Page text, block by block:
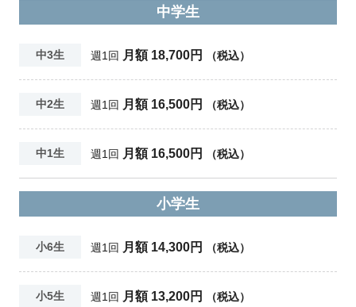
中学生
中3生 週1回 月額 18,700円 （税込）
中2生 週1回 月額 16,500円 （税込）
中1生 週1回 月額 16,500円 （税込）
小学生
小6生 週1回 月額 14,300円 （税込）
小5生 週1回 月額 13,200円 （税込）